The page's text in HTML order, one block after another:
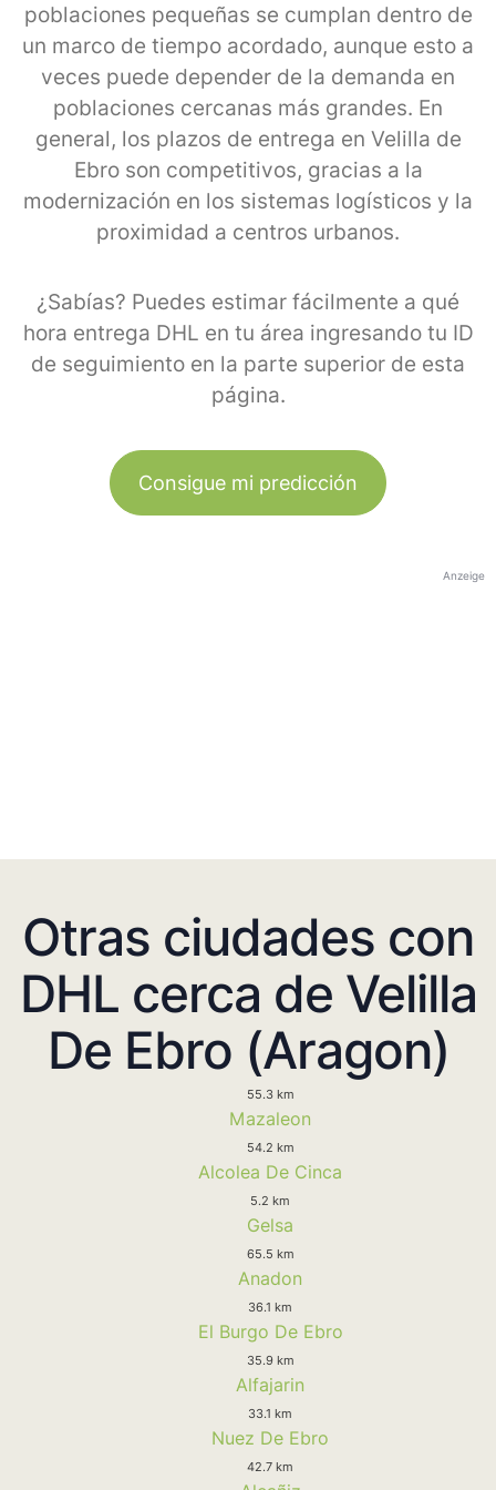
poblaciones pequeñas se cumplan dentro de
un marco de tiempo acordado, aunque esto a
veces puede depender de la demanda en
poblaciones cercanas más grandes. En
general, los plazos de entrega en Velilla de
Ebro son competitivos, gracias a la
modernización en los sistemas logísticos y la
proximidad a centros urbanos.
¿Sabías? Puedes estimar fácilmente a qué
hora entrega DHL en tu área ingresando tu ID
de seguimiento en la parte superior de esta
página.
Consigue mi predicción
Anzeige
Otras ciudades con
DHL cerca de Velilla
De Ebro (Aragon)
55.3 km
Mazaleon
54.2 km
Alcolea De Cinca
5.2 km
Gelsa
65.5 km
Anadon
36.1 km
El Burgo De Ebro
35.9 km
Alfajarin
33.1 km
Nuez De Ebro
42.7 km